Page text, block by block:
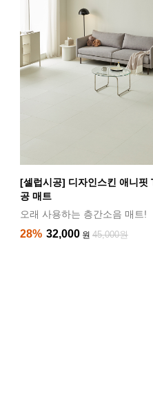
[셀럽시공] 디자인스킨 애니핏
공 매트
오래 사용하는 층간소음 매트!
28% 32,000 원 45,000원